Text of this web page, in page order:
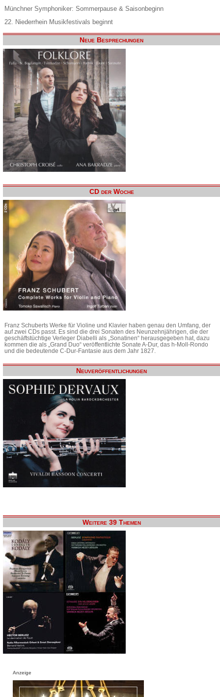
Münchner Symphoniker: Sommerpause & Saisonbeginn
22. Niederrhein Musikfestivals beginnt
Neue Besprechungen
CD der Woche
Franz Schuberts Werke für Violine und Klavier haben genau den Umfang, der
auf zwei CDs passt. Es sind die drei Sonaten des Neunzehnjährigen, die der
geschäftstüchtige Verleger Diabelli als „Sonatinen“ herausgegeben hat, dazu
kommen die als „Grand Duo“ veröffentlichte Sonate A-Dur, das h-Moll-Rondo
und die bedeutende C-Dur-Fantasie aus dem Jahr 1827.
Neuveröffentlichungen
Weitere 39 Themen
Anzeige